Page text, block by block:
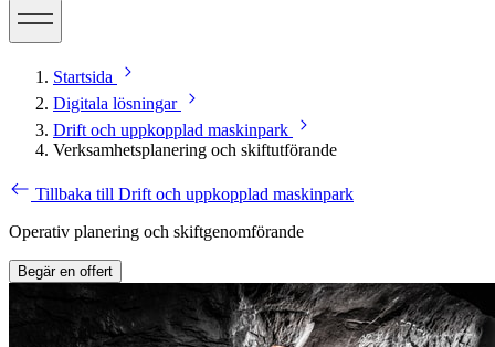
Startsida
Digitala lösningar
Drift och uppkopplad maskinpark
Verksamhetsplanering och skiftutförande
Tillbaka till Drift och uppkopplad maskinpark
Operativ planering och skiftgenomförande
Begär en offert